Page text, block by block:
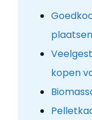
plaatsen
kopen